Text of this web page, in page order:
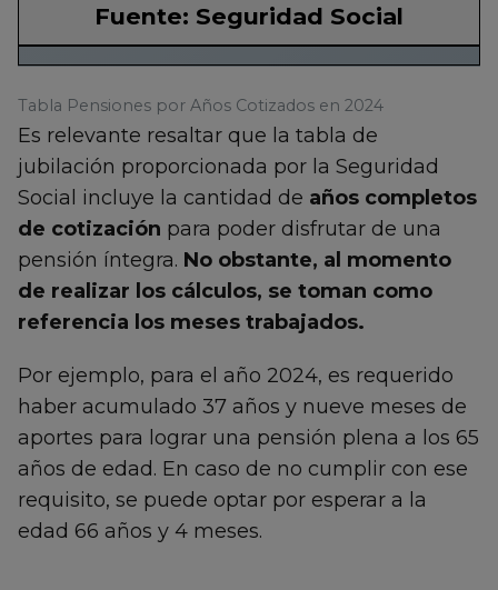
Fuente: Seguridad Social
Tabla Pensiones por Años Cotizados en 2024
Es relevante resaltar que la tabla de
jubilación proporcionada por la Seguridad
Social incluye la cantidad de años completos
de cotización para poder disfrutar de una
pensión íntegra. No obstante, al momento
de realizar los cálculos, se toman como
referencia los meses trabajados.
Por ejemplo, para el año 2024, es requerido
haber acumulado 37 años y nueve meses de
aportes para lograr una pensión plena a los 65
años de edad. En caso de no cumplir con ese
requisito, se puede optar por esperar a la
edad 66 años y 4 meses.